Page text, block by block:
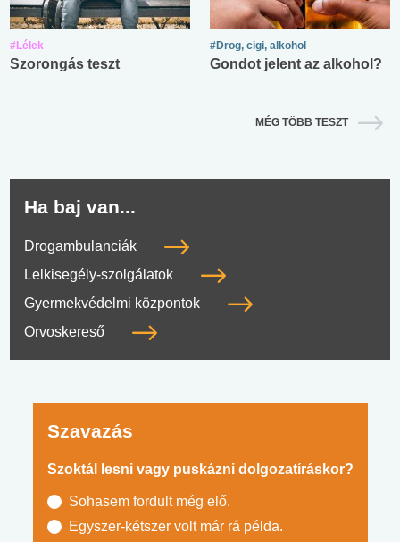
#Lélek
Szorongás teszt
#Drog, cigi, alkohol
Gondot jelent az alkohol?
MÉG TÖBB TESZT
Ha baj van...
Drogambulanciák
Lelkisegély-szolgálatok
Gyermekvédelmi központok
Orvoskereső
Szavazás
Szoktál lesni vagy puskázni dolgozatíráskor?
Sohasem fordult még elő.
Egyszer-kétszer volt már rá példa.